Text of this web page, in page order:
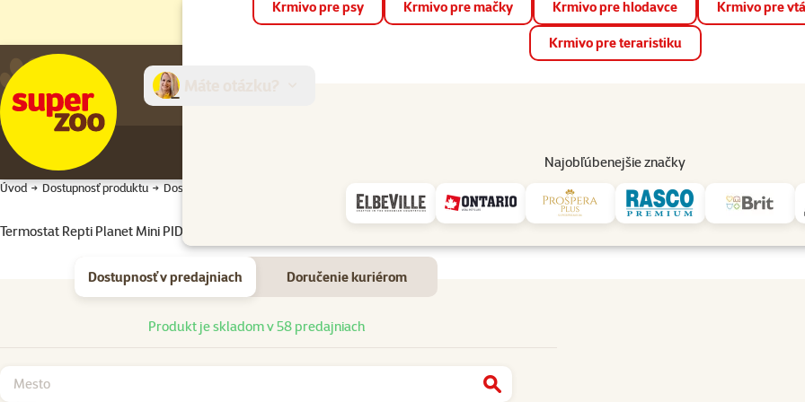
📱 Stiahnite si novú aplikáciu Super zoo.Viac informácií
Krmivo pre psy Krmivo pre mačky Krmivo pre hlodavce Krmivo pre
Krmivo pre teraristiku
Najobľúbenejšie značky
Predajne Služby
Úvod Dostupnosť produktu Dostupnosť produktu
Dostupnosť a doručenie
Termostat Repti Planet Mini PID 300W
Dostupnosť v predajniach Doručenie kuriérom
Dostupnosť v predajniachProdukt je skladom v 58 predajniach
Najít